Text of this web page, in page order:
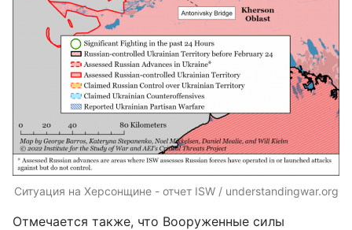
Ситуация на Херсонщине - отчет ISW / understandingwar.org
Отмечается также, что Вооруженные силы